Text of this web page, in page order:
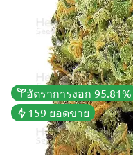
อัตราการงอก 95.81%
159 ยอดขาย